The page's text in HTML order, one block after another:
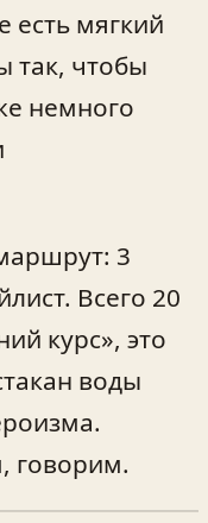
есть мягкий
так, чтобы
немного
3
Всего 20
курс», это
воды
говорим.